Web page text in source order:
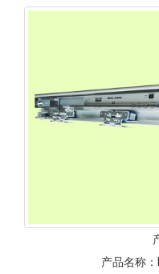
产品名称：